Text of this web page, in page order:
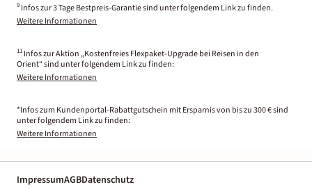
9 Infos zur 3 Tage Bestpreis-Garantie sind unter folgendem Link zu finden.
Weitere Informationen
11 Infos zur Aktion „Kostenfreies Flexpaket-Upgrade bei Reisen in den
Orient“ sind unter folgendem Link zu finden:
Weitere Informationen
*Infos zum Kundenportal-Rabattgutschein mit Ersparnis von bis zu 300 € sind
unter folgendem Link zu finden:
Weitere Informationen
ImpressumAGBDatenschutz